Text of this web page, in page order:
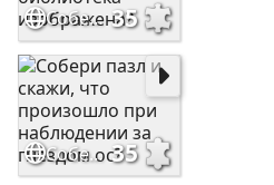
Собери пазл и скажи, какая московская библиотека изображена? 35
Собери пазл и скажи, что произошло при наблюдении за гнездом ос? 35